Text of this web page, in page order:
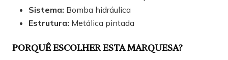
Sistema: Bomba hidráulica
Estrutura: Metálica pintada
PORQUÊ ESCOLHER ESTA MARQUESA?